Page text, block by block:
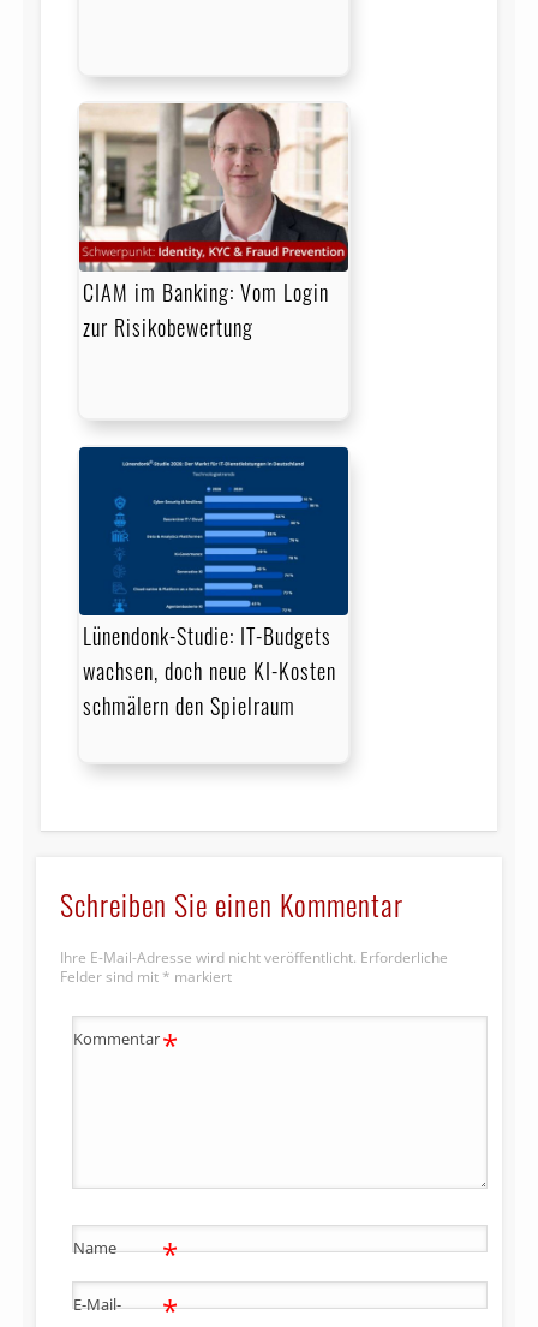
CIAM im Banking: Vom Login
zur Risikobewertung
Lünendonk-Studie: IT-Budgets
wachsen, doch neue KI-Kosten
schmälern den Spielraum
Schreiben Sie einen Kommentar
Ihre E-Mail-Adresse wird nicht veröffentlicht. Erforderliche
Felder sind mit * markiert
Kommentar*
Name *
E-Mail- *